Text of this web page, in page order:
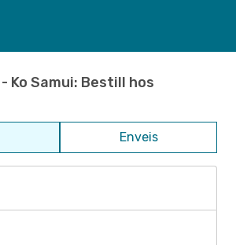
Ko Samui: Bestill hos
Enveis